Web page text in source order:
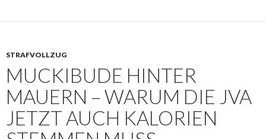
STRAFVOLLZUG
MUCKIBUDE HINTER
MAUERN – WARUM DIE JVA
JETZT AUCH KALORIEN